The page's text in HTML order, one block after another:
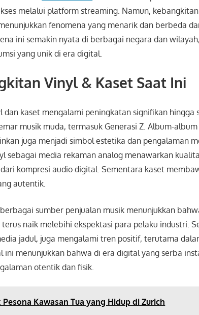
melalui platform streaming. Namun,
fenomena yang menarik dan berbeda
ini semakin nyata di berbagai negara dan
yang unik di era digital.
Vinyl & Kaset Saat Ini
dan kaset mengalami peningkatan signifikan hingga
musik muda, termasuk Generasi Z. Album-
juga menjadi simbol estetika dan pengalaman
sebagai media rekaman analog menawarkan
kompresi audio digital. Sementara kaset
autentik.
sumber penjualan musik menunjukkan
naik melebihi ekspektasi para pelaku industri.
jadul, juga mengalami tren positif, terutama
ini menunjukkan bahwa di era digital yang serba
otentik dan fisik.
Kawasan Tua yang Hidup di Zurich